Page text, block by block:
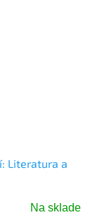
Literatura a
Na sklade